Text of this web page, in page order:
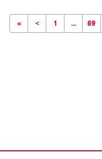
« < 1 ... 69